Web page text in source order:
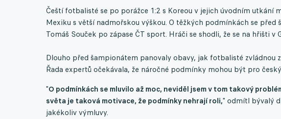
Čeští fotbalisté se po porážce 1:2 s Koreou v jejich úvodním utkání
Mexiku s větší nadmořskou výškou. O těžkých podmínkách se
Tomáš Souček po zápase ČT sport. Hráči se shodli, že se na hřišti v
Dlouho před šampionátem panovaly obavy, jak fotbalisté zvládnou
Řada expertů očekávala, že náročné podmínky mohou být pro
"O podmínkách se mluvilo až moc, neviděl jsem v tom takový
světa je taková motivace, že podmínky nehrají roli," odmítl bývalý
jakékoliv výmluvy.